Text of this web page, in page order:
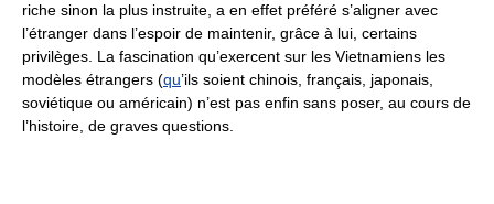
riche sinon la plus instruite, a en effet préféré s’aligner avec
l’étranger dans l’espoir de maintenir, grâce à lui, certains
privilèges. La fascination qu’exercent sur les Vietnamiens les
modèles étrangers (qu’ils soient chinois, français, japonais,
soviétique ou américain) n’est pas enfin sans poser, au cours de
l’histoire, de graves questions.